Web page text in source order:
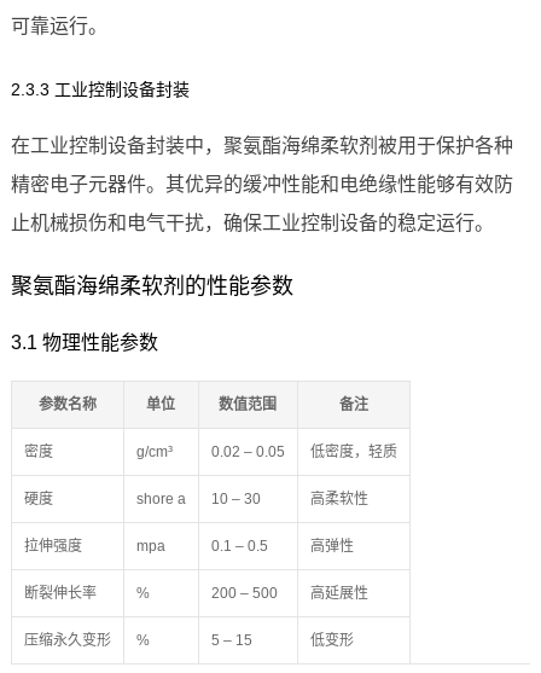
可靠运行。
2.3.3 工业控制设备封装
在工业控制设备封装中，聚氨酯海绵柔软剂被用于保护各种
精密电子元器件。其优异的缓冲性能和电绝缘性能够有效防
止机械损伤和电气干扰，确保工业控制设备的稳定运行。
聚氨酯海绵柔软剂的性能参数
3.1 物理性能参数
参数名称 单位 数值范围 备注
密度 g/cm³ 0.02 – 0.05 低密度，轻质
硬度 shore a 10 – 30 高柔软性
拉伸强度 mpa 0.1 – 0.5 高弹性
断裂伸长率 % 200 – 500 高延展性
压缩永久变形 % 5 – 15 低变形